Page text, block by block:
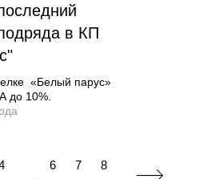
в КП
«Белый парус»
до 10%.
6 7
8